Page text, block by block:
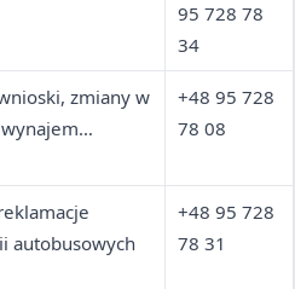
95 728 78
34
zmiany w
zewnętrzna
+48 95 728
78 08
autobusowych
+48 95 728
78 31